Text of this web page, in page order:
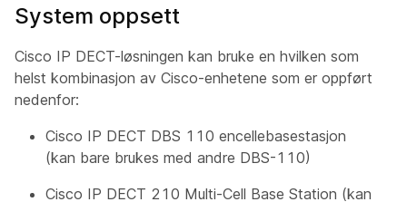
System oppsett
Cisco IP DECT-løsningen kan bruke en hvilken som
helst kombinasjon av Cisco-enhetene som er oppført
nedenfor:
Cisco IP DECT DBS 110 encellebasestasjon
(kan bare brukes med andre DBS-110)
Cisco IP DECT 210 Multi-Cell Base Station (kan